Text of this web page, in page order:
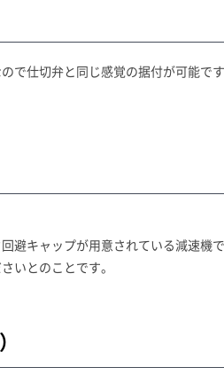
で仕切弁と同じ感覚の据付が可能で
避キャップが用意されている減速機
いとのことです。